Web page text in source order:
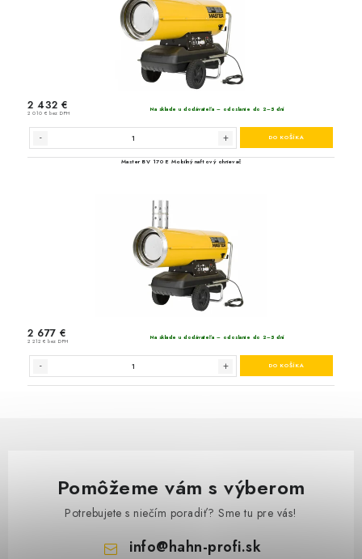
Pomôžeme vám s výberom
Potrebujete s niečím poradiť? Sme tu pre vás!
info@hahn-profi.sk